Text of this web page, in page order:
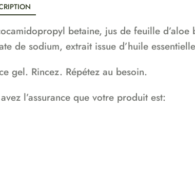
betaine, jus de feuille d’aloe
de sodium, extrait issue d’huile
gel. Rincez. Répétez au besoin.
l’assurance que votre produit est: